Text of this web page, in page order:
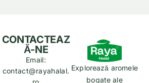
Explorează aromele
bogate ale
CONTACTEAZ
Ă-NE
Email:
contact@rayahalal.